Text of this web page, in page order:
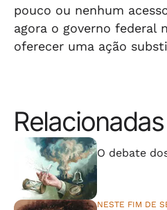
pouco ou nenhum
agora o governo federal
oferecer uma ação
Relacionadas
O debate
NESTE FIM DE